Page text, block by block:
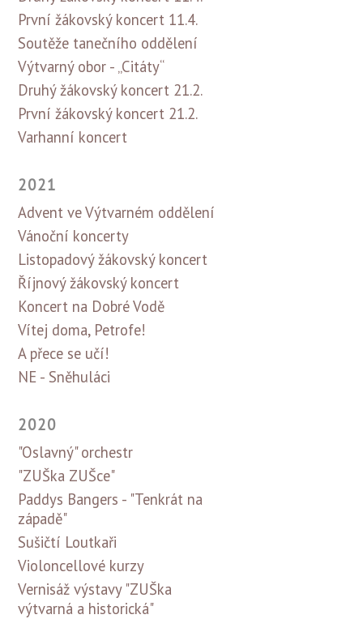
První žákovský koncert 11.4.
Soutěže tanečního oddělení
Výtvarný obor - „Citáty“
Druhý žákovský koncert 21.2.
První žákovský koncert 21.2.
Varhanní koncert
2021
Advent ve Výtvarném oddělení
Vánoční koncerty
Listopadový žákovský koncert
Říjnový žákovský koncert
Koncert na Dobré Vodě
Vítej doma, Petrofe!
A přece se učí!
NE - Sněhuláci
2020
"Oslavný" orchestr
"ZUŠka ZUŠce"
Paddys Bangers - "Tenkrát na
západě"
Sušičtí Loutkaři
Violoncellové kurzy
Vernisáž výstavy "ZUŠka
výtvarná a historická"